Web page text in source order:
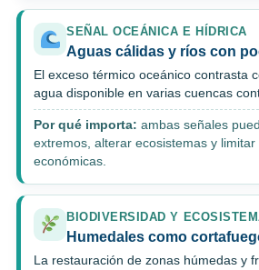
SEÑAL OCEÁNICA E HÍDRICA
Aguas cálidas y ríos con
El exceso térmico oceánico contrasta
agua disponible en varias cuencas
Por qué importa: ambas señales
extremos, alterar ecosistemas y limitar
económicas.
BIODIVERSIDAD Y
Humedales como
La restauración de zonas húmedas y